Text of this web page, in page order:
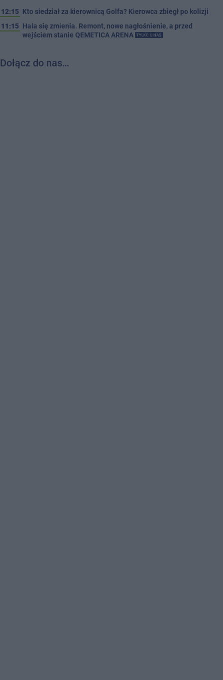
12:15 Kto siedział za kierownicą Golfa? Kierowca zbiegł po kolizji
11:15 Hala się zmienia. Remont, nowe nagłośnienie, a przed
wejściem stanie QEMETICA ARENA
TYLKO U NAS
Dołącz do nas…